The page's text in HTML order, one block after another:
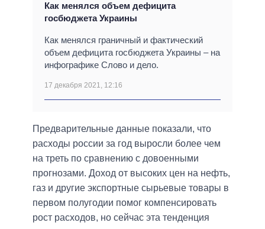
Как менялся объем дефицита
госбюджета Украины
Как менялся граничный и фактический
объем дефицита госбюджета Украины – на
инфографике Слово и дело.
17 декабря 2021, 12:16
Предварительные данные показали, что
расходы россии за год выросли более чем
на треть по сравнению с довоенными
прогнозами. Доход от высоких цен на нефть,
газ и другие экспортные сырьевые товары в
первом полугодии помог компенсировать
рост расходов, но сейчас эта тенденция